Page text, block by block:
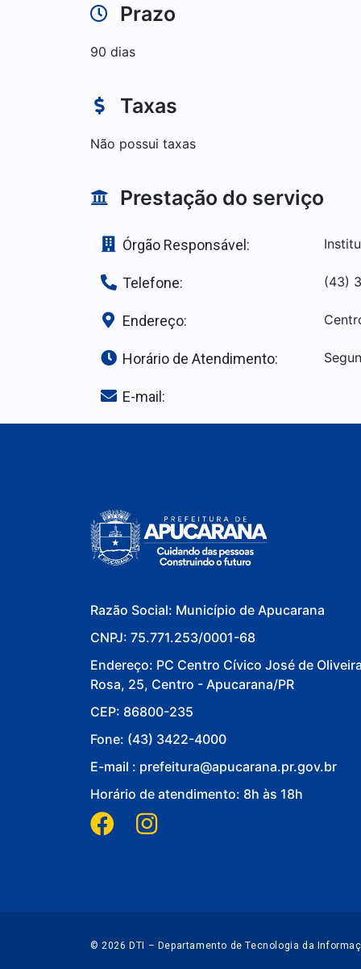
Prazo
90 dias
Taxas
Não possui taxas
Prestação do serviço
Órgão Responsável:
Telefone: (43)
Endereço:
Horário de Atendimento:
E-mail:
Razão Social: Município de Apucarana
CNPJ: 75.771.253/0001-68
Endereço: PC Centro Cívico José de Oliveira
Rosa, 25, Centro - Apucarana/PR
CEP: 86800-235
Fone: (43) 3422-4000
E-mail : prefeitura@apucarana.pr.gov.br
Horário de atendimento: 8h às 18h
© 2026 DTI – Departamento de Tecnologia da